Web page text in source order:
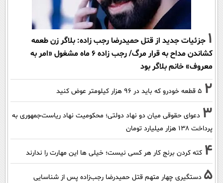
1 جزئیات جدید از قتل حمیدرضا رجب زاده: بلاگر زن طعمه
کشاندن مداح به قرار مرگ/ رجب زاده 6 ماه مشغول «امر به
معروف» خانم بلاگر بود
2 ۵ قطعه خودرو که باید در ۹۶ هزار کیلومتر عوض کنید
3 دعوای حقوقی میان دو نهاد دولتی؛ محکومیت نهاد ریاست‌جمهوری به
پرداخت ۱۳۸ هزار میلیارد تومان
4 کته کردن برنج کار هر کسی نیست؛ خیلی ها این مهارت را ندارند
5 دستگیری چهار متهم قتل حمیدرضا رجب‌زاده پس از شناسایی